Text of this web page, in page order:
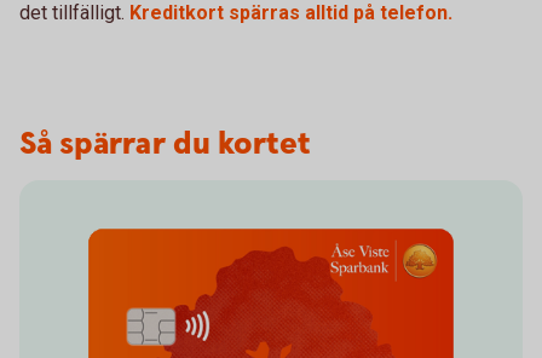
det tillfälligt. Kreditkort spärras alltid på telefon.
Så spärrar du kortet